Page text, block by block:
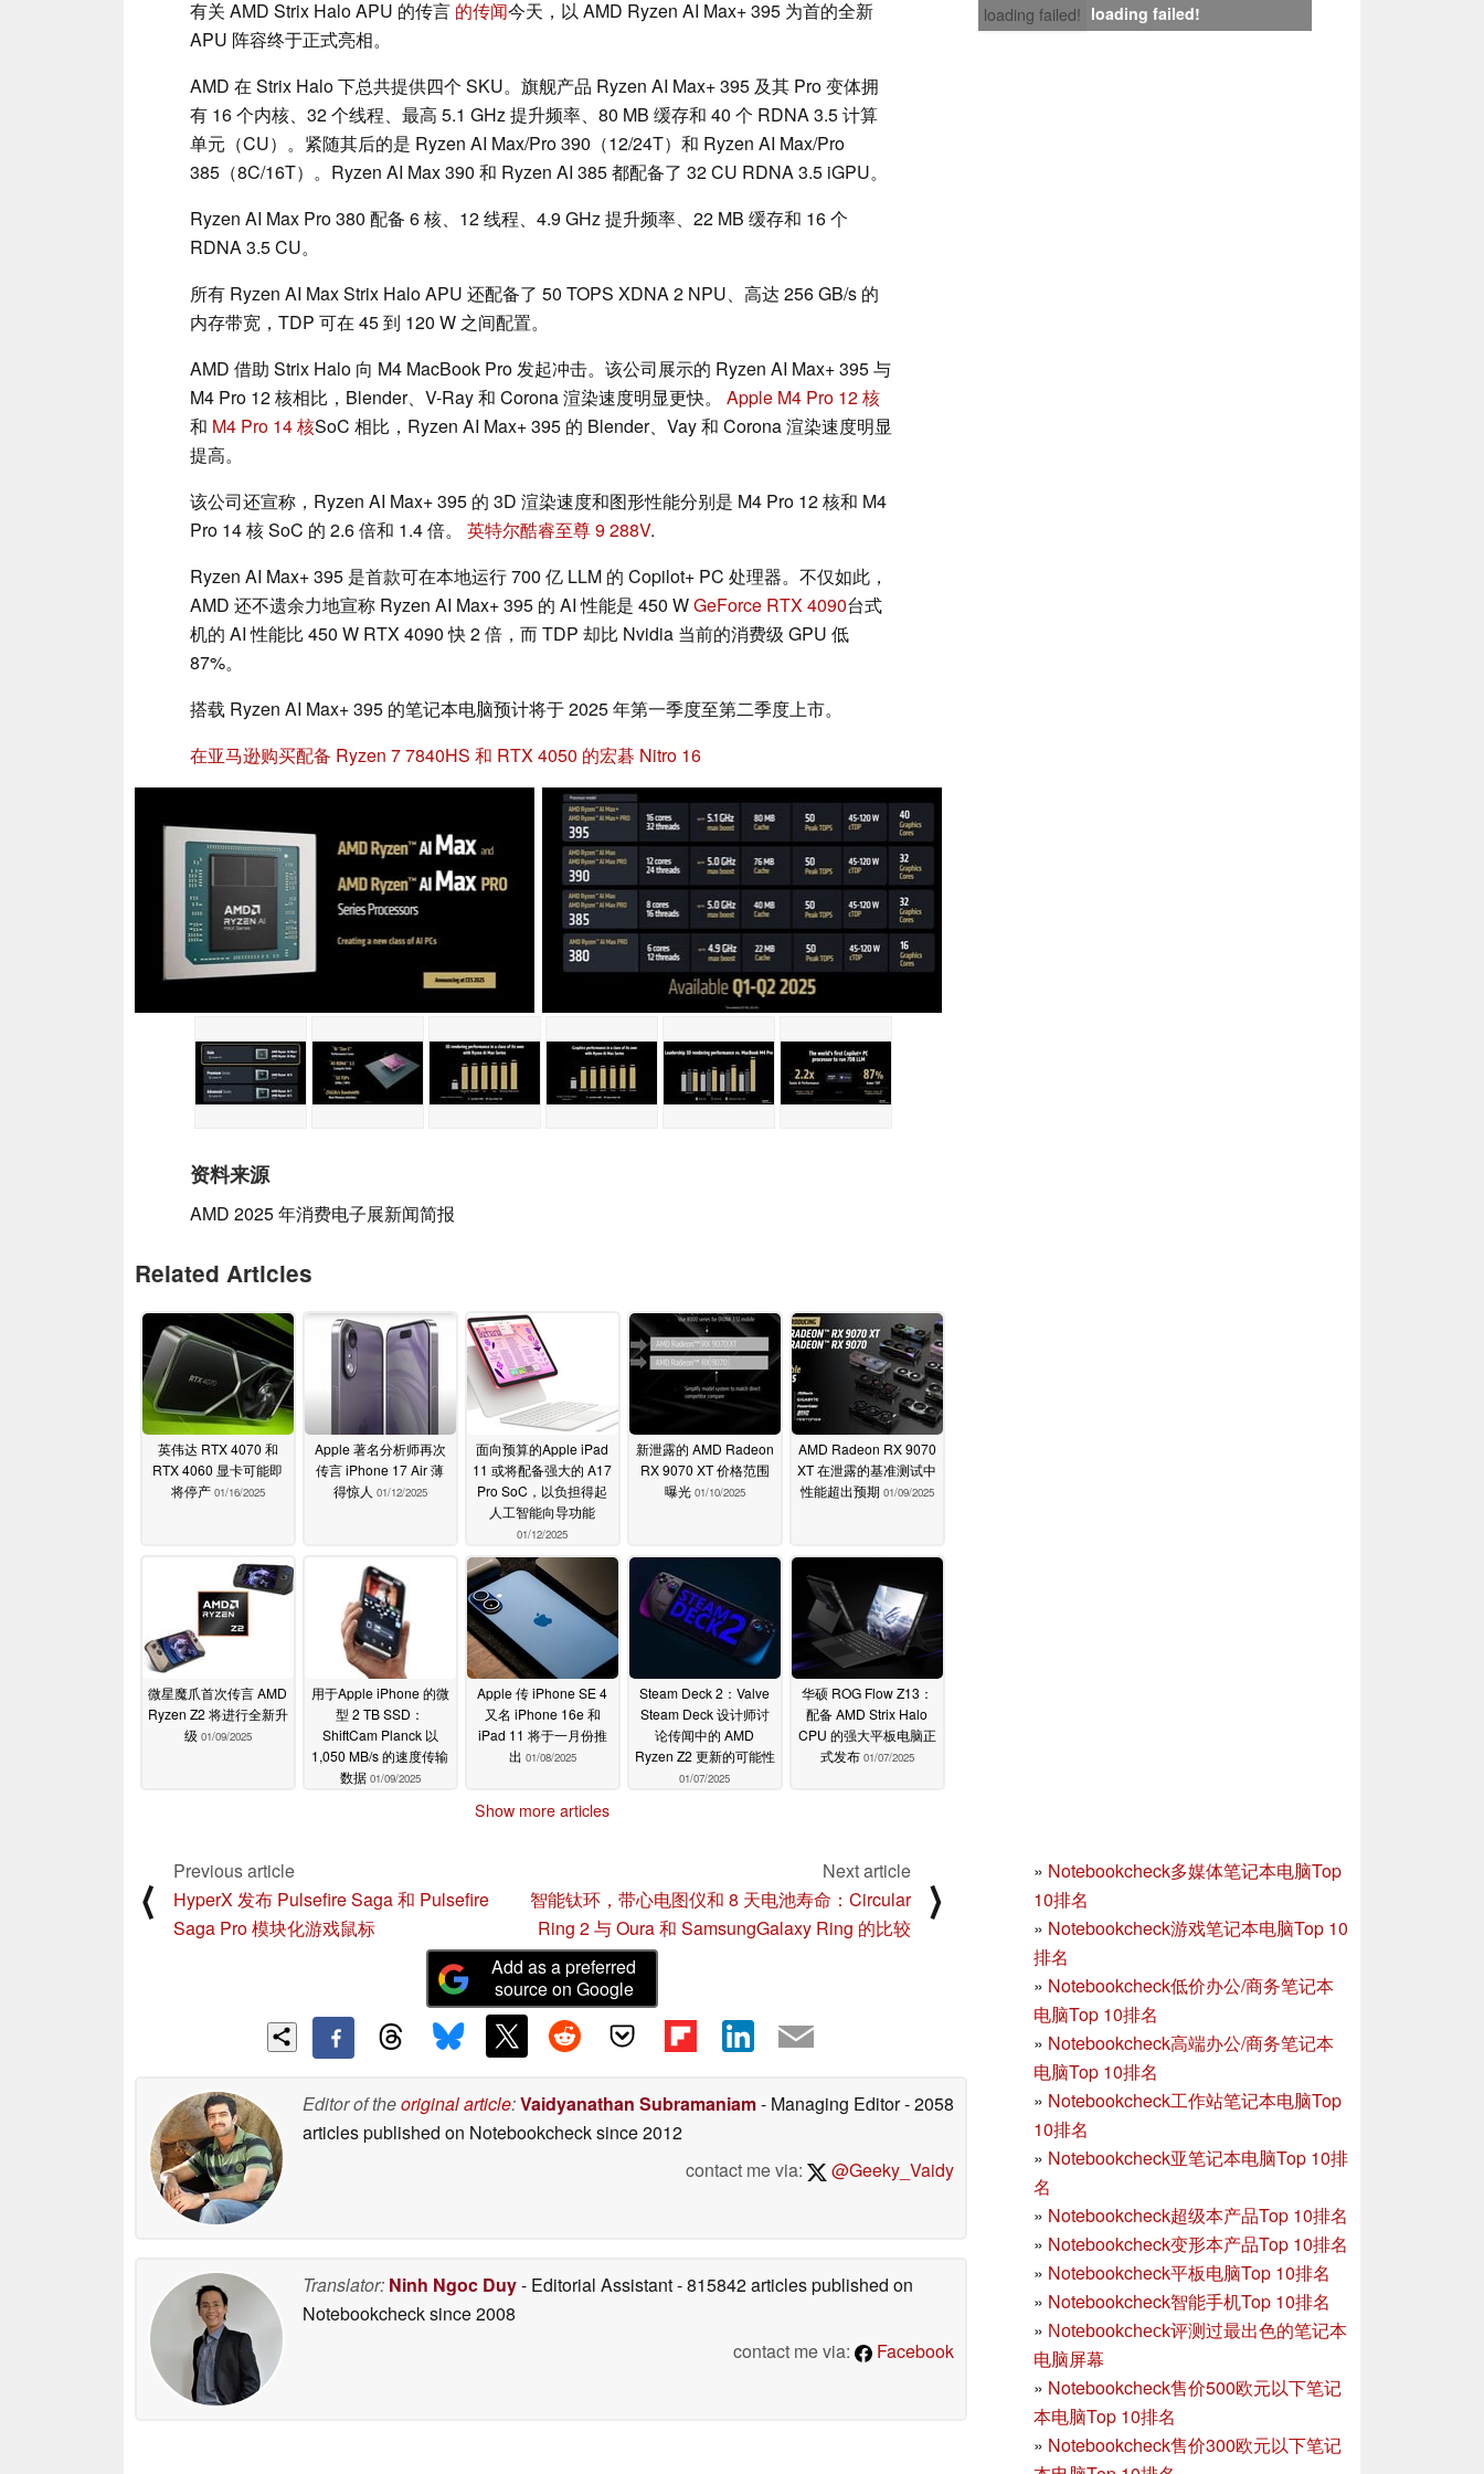
loading failed! loading failed!
有关 AMD Strix Halo APU 的传言 的传闻今天，以 AMD Ryzen AI Max+ 395 为首的全新
APU 阵容终于正式亮相。
AMD 在 Strix Halo 下总共提供四个 SKU。旗舰产品 Ryzen AI Max+ 395 及其 Pro 变体拥
有 16 个内核、32 个线程、最高 5.1 GHz 提升频率、80 MB 缓存和 40 个 RDNA 3.5 计算
单元（CU）。紧随其后的是 Ryzen AI Max/Pro 390（12/24T）和 Ryzen AI Max/Pro
385（8C/16T）。Ryzen AI Max 390 和 Ryzen AI 385 都配备了 32 CU RDNA 3.5 iGPU。
Ryzen AI Max Pro 380 配备 6 核、12 线程、4.9 GHz 提升频率、22 MB 缓存和 16 个
RDNA 3.5 CU。
所有 Ryzen AI Max Strix Halo APU 还配备了 50 TOPS XDNA 2 NPU、高达 256 GB/s 的
内存带宽，TDP 可在 45 到 120 W 之间配置。
AMD 借助 Strix Halo 向 M4 MacBook Pro 发起冲击。该公司展示的 Ryzen AI Max+ 395 与
M4 Pro 12 核相比，Blender、V-Ray 和 Corona 渲染速度明显更快。 Apple M4 Pro 12 核
和 M4 Pro 14 核SoC 相比，Ryzen AI Max+ 395 的 Blender、Vay 和 Corona 渲染速度明显
提高。
该公司还宣称，Ryzen AI Max+ 395 的 3D 渲染速度和图形性能分别是 M4 Pro 12 核和 M4
Pro 14 核 SoC 的 2.6 倍和 1.4 倍。 英特尔酷睿至尊 9 288V.
Ryzen AI Max+ 395 是首款可在本地运行 700 亿 LLM 的 Copilot+ PC 处理器。不仅如此，
AMD 还不遗余力地宣称 Ryzen AI Max+ 395 的 AI 性能是 450 WGeForce RTX 4090台式
机的 AI 性能比 450 W RTX 4090 快 2 倍，而 TDP 却比 Nvidia 当前的消费级 GPU 低
87%。
搭载 Ryzen AI Max+ 395 的笔记本电脑预计将于 2025 年第一季度至第二季度上市。
在亚马逊购买配备 Ryzen 7 7840HS 和 RTX 4050 的宏碁 Nitro 16
资料来源
AMD 2025 年消费电子展新闻简报
Related Articles
英伟达 RTX 4070 和
RTX 4060 显卡可能即
将停产 01/16/2025
Apple 著名分析师再次
传言 iPhone 17 Air 薄
得惊人 01/12/2025
面向预算的Apple iPad
11 或将配备强大的 A17
Pro SoC，以负担得起
人工智能向导功能
01/12/2025
新泄露的 AMD Radeon
RX 9070 XT 价格范围
曝光 01/10/2025
AMD Radeon RX 9070
XT 在泄露的基准测试中
性能超出预期 01/09/2025
微星魔爪首次传言 AMD
Ryzen Z2 将进行全新升
级 01/09/2025
用于Apple iPhone 的微
型 2 TB SSD：
ShiftCam Planck 以
1,050 MB/s 的速度传输
数据 01/09/2025
Apple 传 iPhone SE 4
又名 iPhone 16e 和
iPad 11 将于一月份推
出 01/08/2025
Steam Deck 2：Valve
Steam Deck 设计师讨
论传闻中的 AMD
Ryzen Z2 更新的可能性
01/07/2025
华硕 ROG Flow Z13：
配备 AMD Strix Halo
CPU 的强大平板电脑正
式发布 01/07/2025
Show more articles
» Notebookcheck多媒体笔记本电脑Top
10排名
» Notebookcheck游戏笔记本电脑Top 10
排名
» Notebookcheck低价办公/商务笔记本
电脑Top 10排名
» Notebookcheck高端办公/商务笔记本
电脑Top 10排名
» Notebookcheck工作站笔记本电脑Top
10排名
» Notebookcheck亚笔记本电脑Top 10排
名
» Notebookcheck超级本产品Top 10排名
» Notebookcheck变形本产品Top 10排名
» Notebookcheck平板电脑Top 10排名
» Notebookcheck智能手机Top 10排名
» Notebookcheck评测过最出色的笔记本
电脑屏幕
» Notebookcheck售价500欧元以下笔记
本电脑Top 10排名
» Notebookcheck售价300欧元以下笔记
⟨
Previous article
HyperX 发布 Pulsefire Saga 和 Pulsefire
Saga Pro 模块化游戏鼠标
Next article
智能钛环，带心电图仪和 8 天电池寿命：Circular
Ring 2 与 Oura 和 SamsungGalaxy Ring 的比较
⟩
Add as a preferred
source on Google
Editor of theoriginal article:Vaidyanathan Subramaniam- Managing Editor- 2058
articles published on Notebookchecksince 2012
contact me via:
@Geeky_Vaidy
Translator: Ninh Ngoc Duy- Editorial Assistant- 815842 articles published on
Notebookchecksince 2008
contact me via:
Facebook